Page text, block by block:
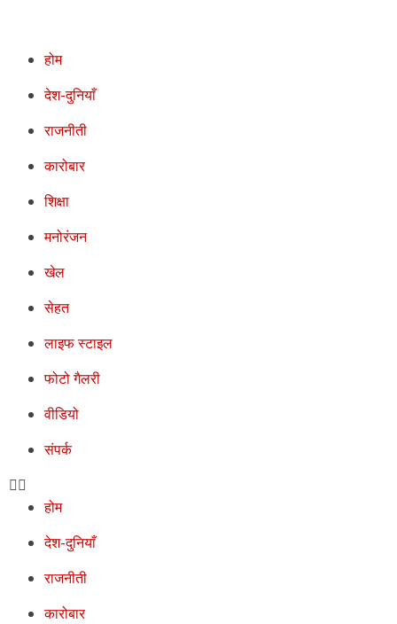
होम
देश-दुनियाँ
राजनीती
कारोबार
शिक्षा
मनोरंजन
खेल
सेहत
लाइफ स्टाइल
फोटो गैलरी
वीडियो
संपर्क
होम
देश-दुनियाँ
राजनीती
कारोबार